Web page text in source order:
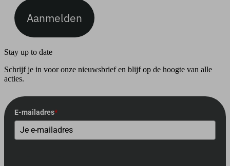
Aanmelden
Stay up to date
Schrijf je in voor onze nieuwsbrief en blijf op de hoogte van alle
acties.
E-mailadres*